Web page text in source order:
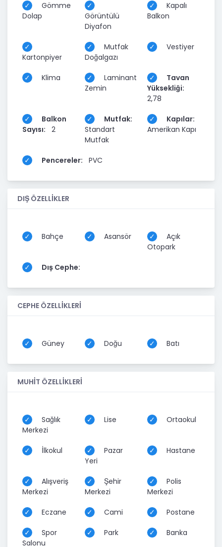
Gömme
Dolap
Görüntülü
Diyafon
Kapalı
Balkon
Kartonpiyer
Mutfak
Doğalgazı
Vestiyer
Klima
Laminant
Zemin
Tavan
Yüksekliği:
2,78
Balkon
Sayısı:
2
Mutfak:
Standart
Mutfak
Kapılar:
Amerikan Kapı
Pencereler: PVC
DIŞ ÖZELLİKLER
Bahçe Asansör
Açık
Otopark
Dış Cephe:
CEPHE ÖZELLİKLERİ
Güney Doğu Batı
MUHİT ÖZELLİKLERİ
Sağlık
Merkezi
Lise Ortaokul
İlkokul
Pazar
Yeri
Hastane
Alışveriş
Merkezi
Şehir
Merkezi
Polis
Merkezi
Eczane Cami Postane
Spor
Salonu
Park Banka